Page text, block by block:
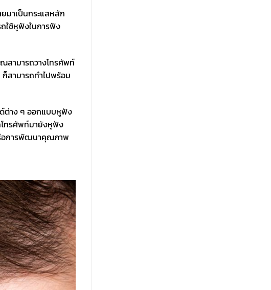
มาเป็นกระแสหลัก
ใช้หูฟังในการฟัง
สามารถวางโทรศัพท์
ก็สามารถทำไปพร้อม
ต่าง ๆ ออกแบบหูฟัง
โทรศัพท์มายังหูฟัง
อการพัฒนาคุณภาพ